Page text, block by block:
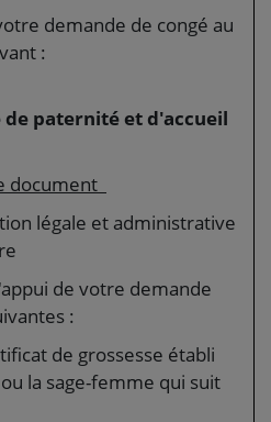
demande de congé au
:
paternité et d'accueil
document
légale et administrative
de votre demande
:
de grossesse établi
la sage-femme qui suit